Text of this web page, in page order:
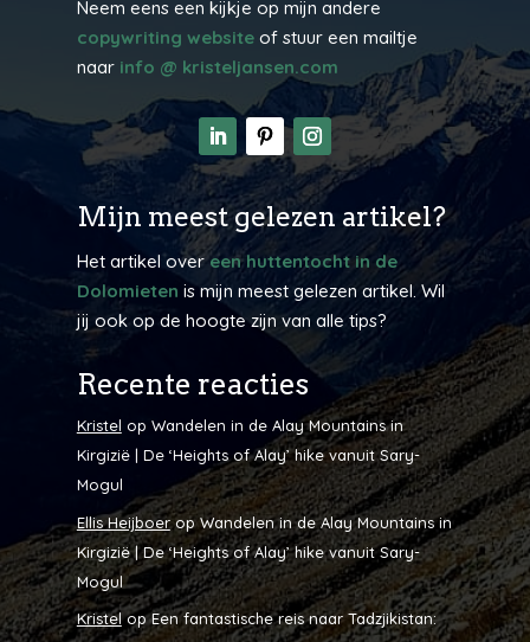
Neem eens een kijkje op mijn andere
copywriting websiteof stuur een mailtje
naar info @ kristeljansen.com
Mijn meest gelezen artikel?
Het artikel overeen huttentocht in de
Dolomieten is mijn meest gelezen artikel. Wil
jij ook op de hoogte zijn van alle tips?
Recente reacties
Kristel op Wandelen in de Alay Mountains in
Kirgizië | De ‘Heights of Alay’ hike vanuit Sary-
Mogul
Ellis Heijboerop Wandelen in de Alay Mountains in
Kirgizië | De ‘Heights of Alay’ hike vanuit Sary-
Mogul
KristelopEen fantastische reis naar Tadzjikistan: